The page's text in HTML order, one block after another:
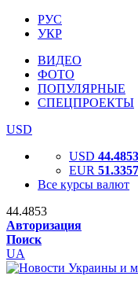
РУС
УКР
ВИДЕО
ФОТО
ПОПУЛЯРНЫЕ
СПЕЦПРОЕКТЫ
USD
USD 44.4853
EUR 51.3357
Все курсы валют
44.4853
Авторизация
Поиск
UA